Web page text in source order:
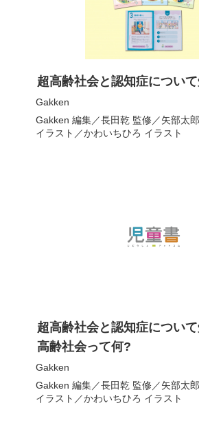
超高齢社会と認知症につい
Gakken
Gakken 編集／長田乾監修／矢部太郎
イラスト／かわいちひろ イラスト
超高齢社会と認知症につい
高齢社会って何?
Gakken
Gakken 編集／長田乾監修／矢部太郎
イラスト／かわいちひろ イラスト